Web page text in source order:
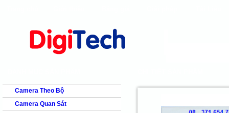
products
Camera Theo Bộ
Camera Quan Sát